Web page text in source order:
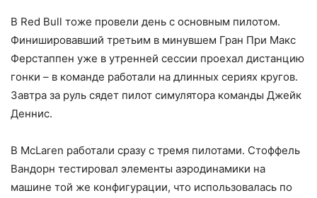
В Red Bull тоже провели день с основным пилотом.
Финишировавший третьим в минувшем Гран При Макс
Ферстаппен уже в утренней сессии проехал дистанцию
гонки – в команде работали на длинных сериях кругов.
Завтра за руль сядет пилот симулятора команды Джейк
Деннис.
В McLaren работали сразу с тремя пилотами. Стоффель
Вандорн тестировал элементы аэродинамики на
машине той же конфигурации, что использовалась по